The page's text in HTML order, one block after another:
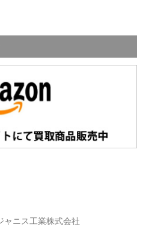
ャニス工業株式会社